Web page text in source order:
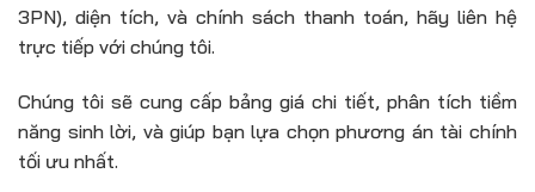
3PN), diện tích, và chính sách thanh toán, hãy liên hệ
trực tiếp với chúng tôi.
Chúng tôi sẽ cung cấp bảng giá chi tiết, phân tích tiềm
năng sinh lời, và giúp bạn lựa chọn phương án tài chính
tối ưu nhất.